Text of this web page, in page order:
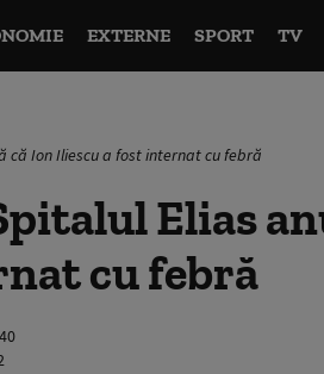
EXTERNE SPORT TV
că Ion Iliescu a fost internat cu febră
Elias
cu febră